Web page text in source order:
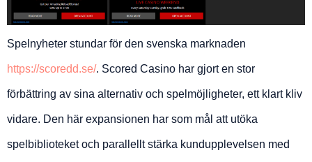
Spelnyheter stundar för den svenska marknaden
https://scoredd.se/. Scored Casino har gjort en stor
förbättring av sina alternativ och spelmöjligheter, ett klart kliv
vidare. Den här expansionen har som mål att utöka
spelbiblioteket och parallellt stärka kundupplevelsen med